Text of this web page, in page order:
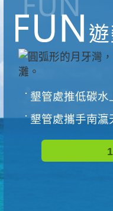
墾管處推低碳水上
墾管處攜手南瀛天